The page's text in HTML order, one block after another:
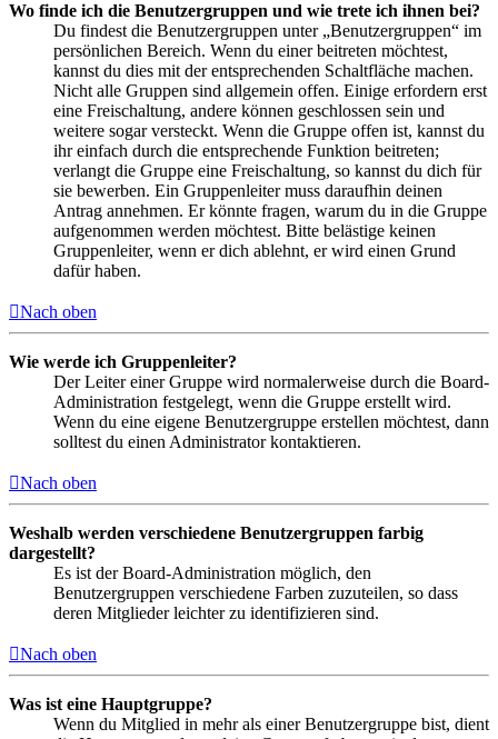
Wo finde ich die Benutzergruppen und wie trete ich ihnen bei?
Du findest die Benutzergruppen unter „Benutzergruppen“ im
persönlichen Bereich. Wenn du einer beitreten möchtest,
kannst du dies mit der entsprechenden Schaltfläche machen.
Nicht alle Gruppen sind allgemein offen. Einige erfordern erst
eine Freischaltung, andere können geschlossen sein und
weitere sogar versteckt. Wenn die Gruppe offen ist, kannst du
ihr einfach durch die entsprechende Funktion beitreten;
verlangt die Gruppe eine Freischaltung, so kannst du dich für
sie bewerben. Ein Gruppenleiter muss daraufhin deinen
Antrag annehmen. Er könnte fragen, warum du in die Gruppe
aufgenommen werden möchtest. Bitte belästige keinen
Gruppenleiter, wenn er dich ablehnt, er wird einen Grund
dafür haben.
Nach oben
Wie werde ich Gruppenleiter?
Der Leiter einer Gruppe wird normalerweise durch die Board-
Administration festgelegt, wenn die Gruppe erstellt wird.
Wenn du eine eigene Benutzergruppe erstellen möchtest, dann
solltest du einen Administrator kontaktieren.
Nach oben
Weshalb werden verschiedene Benutzergruppen farbig
dargestellt?
Es ist der Board-Administration möglich, den
Benutzergruppen verschiedene Farben zuzuteilen, so dass
deren Mitglieder leichter zu identifizieren sind.
Nach oben
Was ist eine Hauptgruppe?
Wenn du Mitglied in mehr als einer Benutzergruppe bist, dient